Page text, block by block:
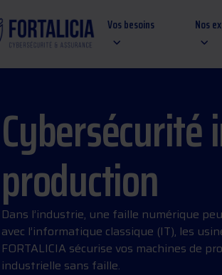
Vos besoins Nos
Cybersécurité
production
Dans l’industrie, une faille numérique
avec l’informatique classique (IT), les
FORTALICIA sécurise vos machines de
industrielle sans faille.